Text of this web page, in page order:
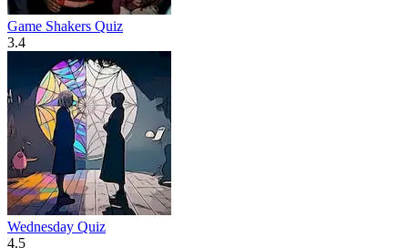
Game Shakers Quiz
3.4
Wednesday Quiz
4.5